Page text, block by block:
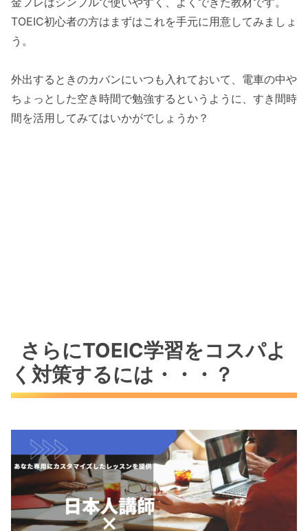
TOEIC初心者の方はまずはこれを手元に用意してみましょ
う。
外出するときのカバンにいつも入れておいて、電車の中や
ちょっとした空き時間で勉強するというように、すき間時
間を活用してみてはいかがでしょうか？
さらにTOEIC学習をコスパよ
く対策するには・・・？